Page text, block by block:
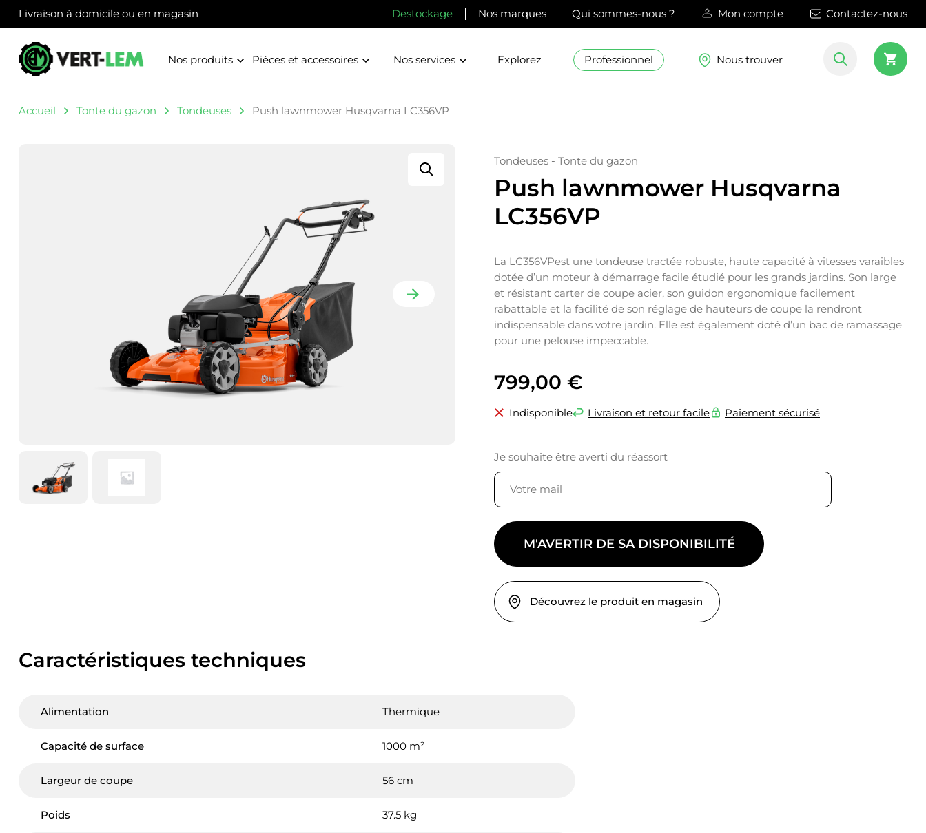
Livraison à domicile ou en magasin Destockage Nos marques Qui sommes-nous ? Mon compte Contactez-nous
Nos produits Pièces et accessoires Nos services Explorez Professionnel Nous trouver
Accueil Tonte du gazon Tondeuses Push lawnmower Husqvarna LC356VP
Tondeuses - Tonte du gazon
Push lawnmower Husqvarna
LC356VP
La LC356VPest une tondeuse tractée robuste, haute capacité à vitesses varaibles
dotée d’un moteur à démarrage facile étudié pour les grands jardins. Son large
et résistant carter de coupe acier, son guidon ergonomique facilement
rabattable et la facilité de son réglage de hauteurs de coupe la rendront
indispensable dans votre jardin. Elle est également doté d’un bac de ramassage
pour une pelouse impeccable.
799,00 €
Indisponible Livraison et retour facile Paiement sécurisé
Je souhaite être averti du réassort
M'AVERTIR DE SA DISPONIBILITÉ
Découvrez le produit en magasin
Caractéristiques techniques
Alimentation Thermique
Capacité de surface 1000 m²
Largeur de coupe 56 cm
Poids 37.5 kg